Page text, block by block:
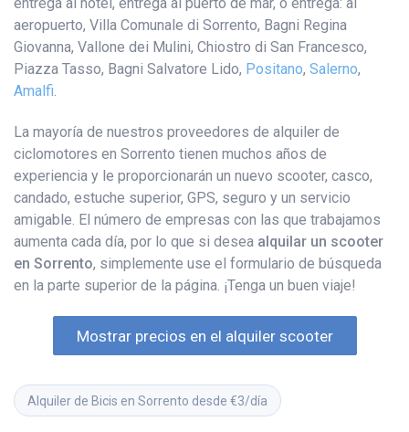
aeropuerto, Villa Comunale di Sorrento, Bagni Regina
Giovanna, Vallone dei Mulini, Chiostro di San Francesco,
Piazza Tasso, Bagni Salvatore Lido, Positano, Salerno,
Amalfi.
La mayoría de nuestros proveedores de alquiler de
ciclomotores en Sorrento tienen muchos años de
experiencia y le proporcionarán un nuevo scooter, casco,
candado, estuche superior, GPS, seguro y un servicio
amigable. El número de empresas con las que trabajamos
aumenta cada día, por lo que si desea alquilar un scooter
en Sorrento, simplemente use el formulario de búsqueda
en la parte superior de la página. ¡Tenga un buen viaje!
Mostrar precios en el alquiler scooter
Alquiler de Bicis en Sorrento desde €3/día